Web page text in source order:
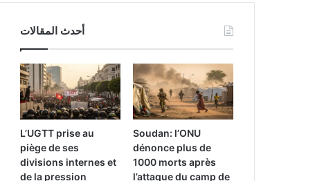
أحدث المقالات
L’UGTT prise au
piège de ses
divisions internes et
de la pression
Soudan: l’ONU
dénonce plus de
1000 morts après
l’attaque du camp de